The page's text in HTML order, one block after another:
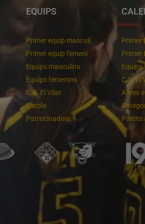
EQUIPS
Primer equip masculí
Primer equip femení
Equips masculins
Equips femenins
C.E. El Vilar
Escola
Patrocinadors
Primer
Primer
Equips
C.E. El
Altres
Partits
Cloenda de temporada